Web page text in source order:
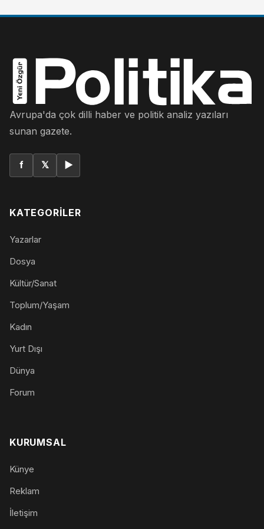
Avrupa'da çok dilli haber ve politik analiz yazıları
sunan gazete.
f 𝕏 ▶
KATEGORILER
Yazarlar
Dosya
Kültür/Sanat
Toplum/Yaşam
Kadın
Yurt Dışı
Dünya
Forum
KURUMSAL
Künye
Reklam
İletişim